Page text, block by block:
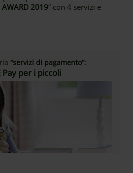
AWARD 2019” con 4 servizi e
“servizi di pagamento":
Pay per i piccoli